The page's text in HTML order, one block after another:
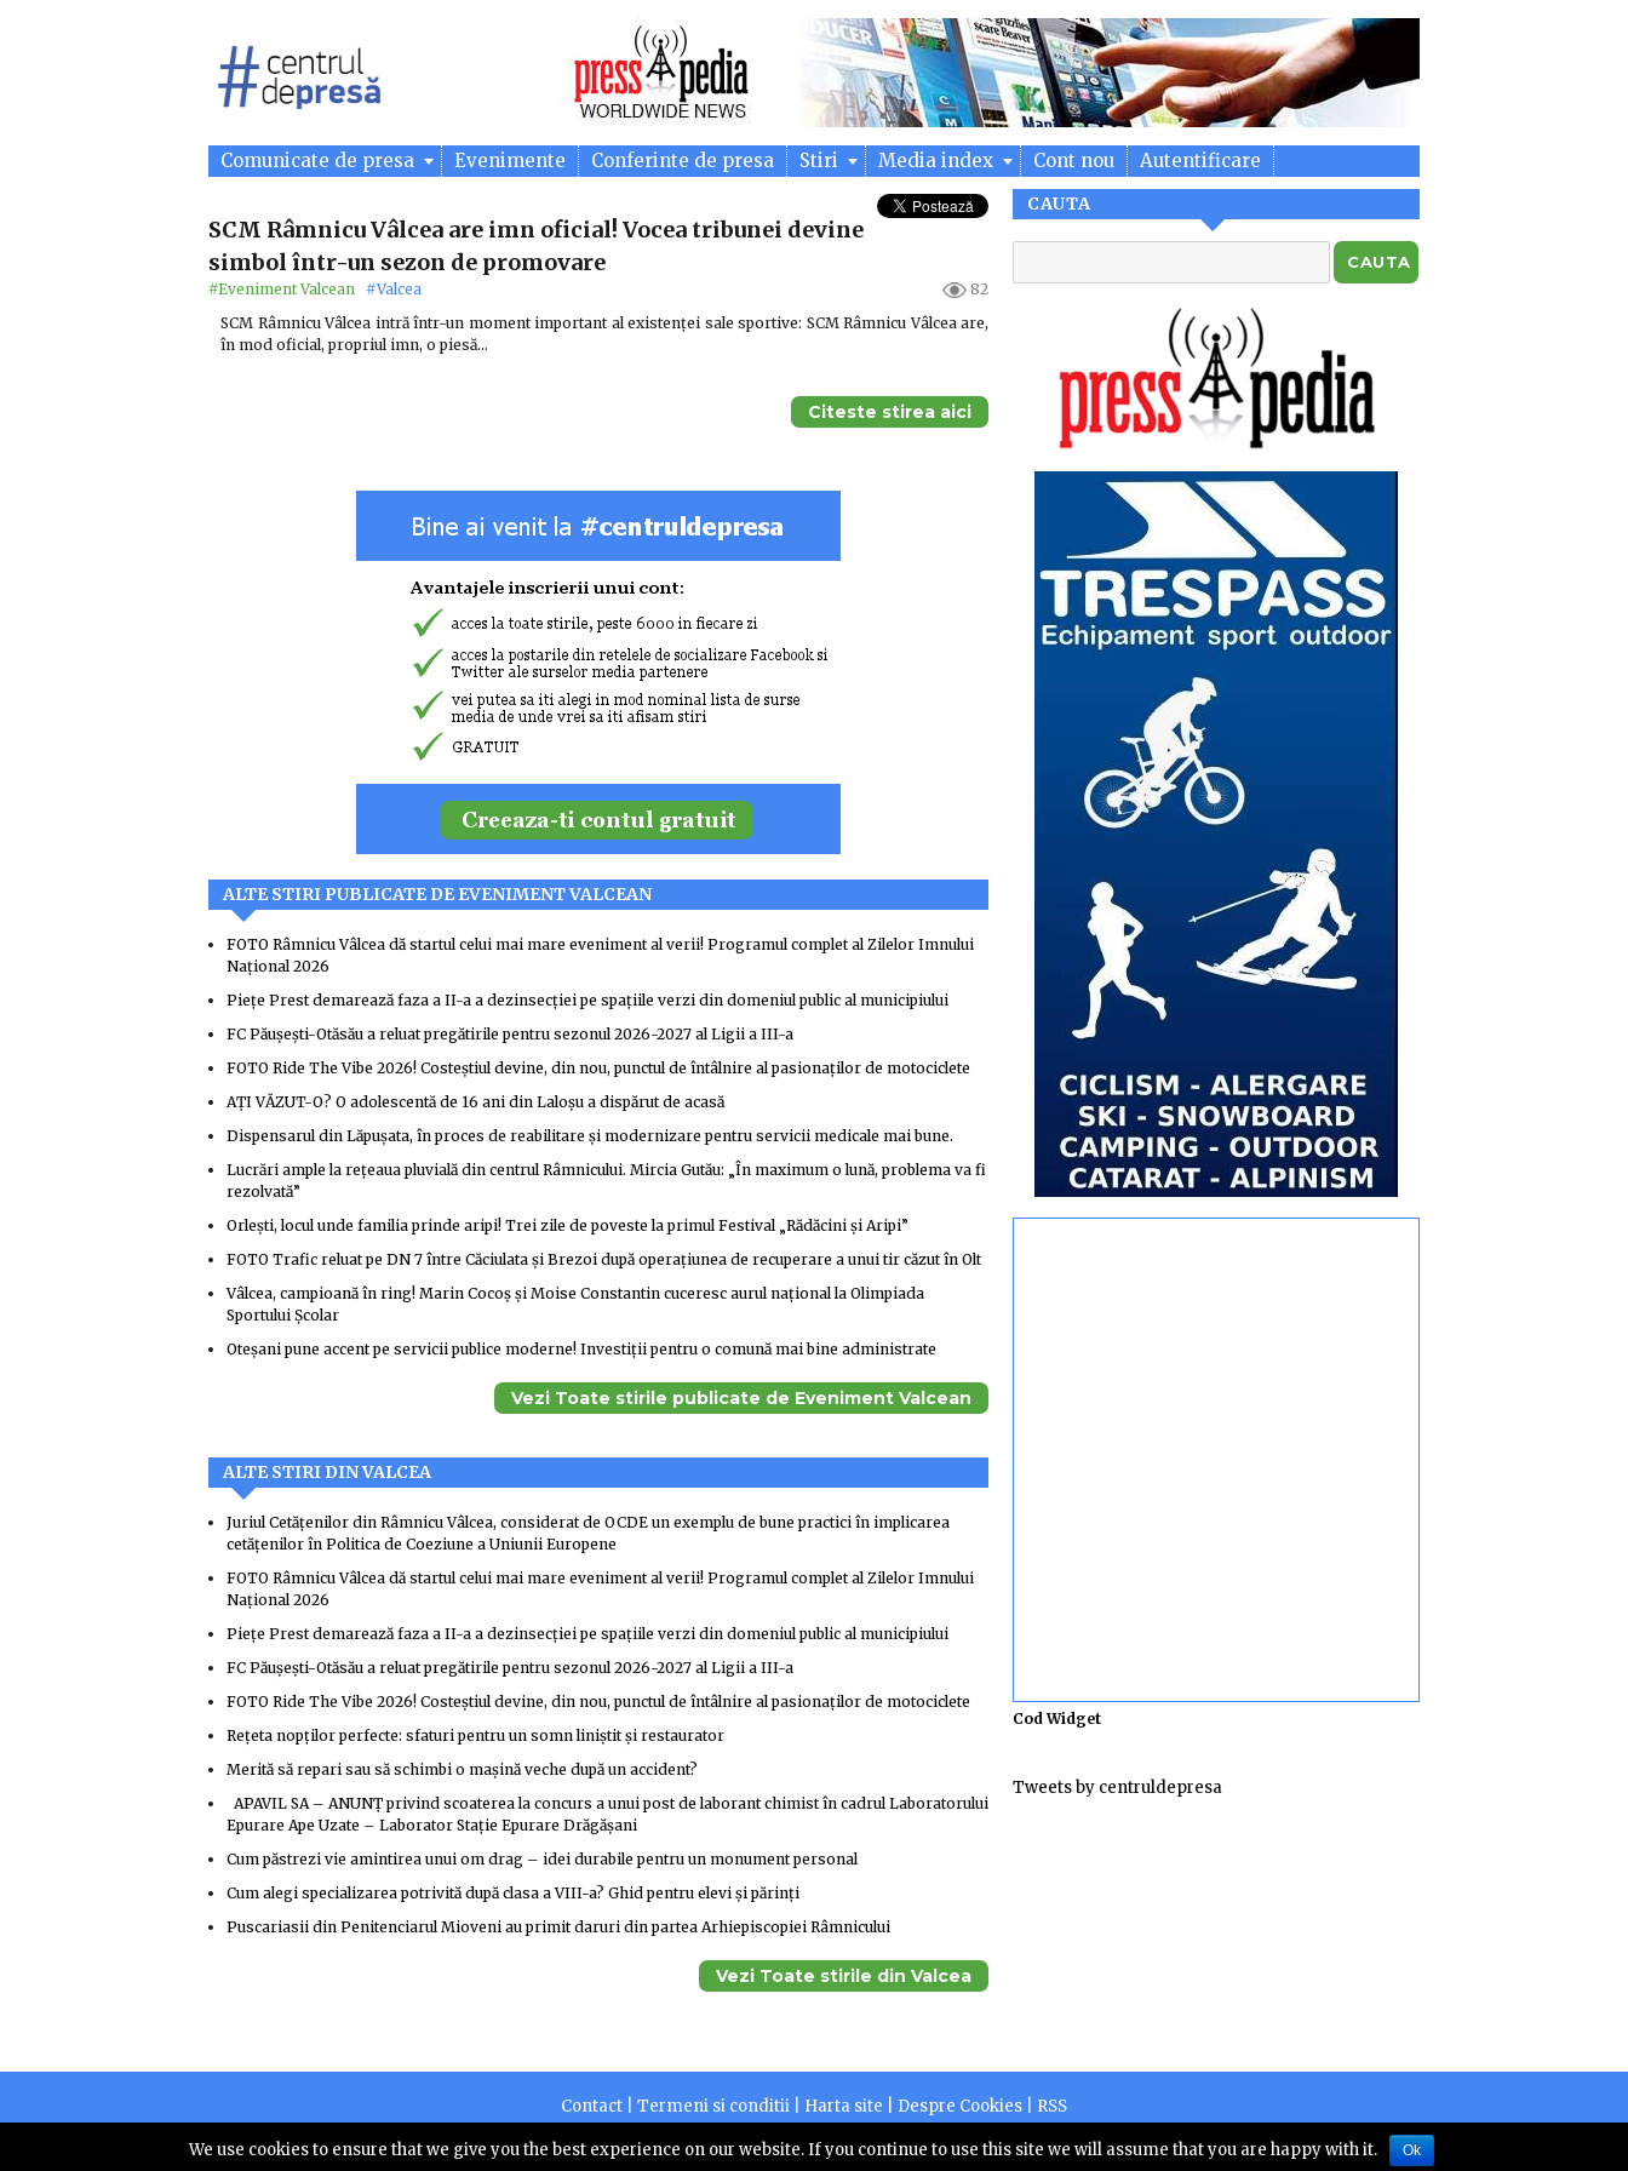
Comunicate de presa Evenimente Conferinte de presa Stiri Media index Cont nou Autentificare
SCM Râmnicu Vâlcea are imn oficial! Vocea tribunei devine
simbol într-un sezon de promovare
#Eveniment Valcean #Valcea
82
SCM Râmnicu Vâlcea intră într-un moment important al existenței sale sportive: SCM Râmnicu Vâlcea are,
în mod oficial, propriul imn, o piesă…
Citeste stirea aici
ALTE STIRI PUBLICATE DE EVENIMENT VALCEAN
FOTO Râmnicu Vâlcea dă startul celui mai mare eveniment al verii! Programul complet al Zilelor Imnului
Național 2026
Piețe Prest demarează faza a II-a a dezinsecției pe spațiile verzi din domeniul public al municipiului
FC Păușești-Otăsău a reluat pregătirile pentru sezonul 2026-2027 al Ligii a III-a
FOTO Ride The Vibe 2026! Costeștiul devine, din nou, punctul de întâlnire al pasionaților de motociclete
AȚI VĂZUT-O? O adolescentă de 16 ani din Laloșu a dispărut de acasă
Dispensarul din Lăpușata, în proces de reabilitare și modernizare pentru servicii medicale mai bune.
Lucrări ample la rețeaua pluvială din centrul Râmnicului. Mircia Gutău: „În maximum o lună, problema va fi
rezolvată”
Orlești, locul unde familia prinde aripi! Trei zile de poveste la primul Festival „Rădăcini și Aripi”
FOTO Trafic reluat pe DN 7 între Căciulata și Brezoi după operațiunea de recuperare a unui tir căzut în Olt
Vâlcea, campioană în ring! Marin Cocoș și Moise Constantin cuceresc aurul național la Olimpiada
Sportului Școlar
Oteșani pune accent pe servicii publice moderne! Investiții pentru o comună mai bine administrate
Vezi Toate stirile publicate de Eveniment Valcean
ALTE STIRI DIN VALCEA
Juriul Cetățenilor din Râmnicu Vâlcea, considerat de OCDE un exemplu de bune practici în implicarea
cetățenilor în Politica de Coeziune a Uniunii Europene
FOTO Râmnicu Vâlcea dă startul celui mai mare eveniment al verii! Programul complet al Zilelor Imnului
Național 2026
Piețe Prest demarează faza a II-a a dezinsecției pe spațiile verzi din domeniul public al municipiului
FC Păușești-Otăsău a reluat pregătirile pentru sezonul 2026-2027 al Ligii a III-a
FOTO Ride The Vibe 2026! Costeștiul devine, din nou, punctul de întâlnire al pasionaților de motociclete
Rețeta nopților perfecte: sfaturi pentru un somn liniștit și restaurator
Merită să repari sau să schimbi o mașină veche după un accident?
APAVIL SA – ANUNȚ privind scoaterea la concurs a unui post de laborant chimist în cadrul Laboratorului
Epurare Ape Uzate – Laborator Stație Epurare Drăgășani
Cum păstrezi vie amintirea unui om drag – idei durabile pentru un monument personal
Cum alegi specializarea potrivită după clasa a VIII-a? Ghid pentru elevi și părinți
Puscariasii din Penitenciarul Mioveni au primit daruri din partea Arhiepiscopiei Râmnicului
Vezi Toate stirile din Valcea
CAUTA
Cod Widget
Tweets by centruldepresa
Contact Termeni si conditii Harta site Despre Cookies
RSS
Copyright © 2026 | Centruldepresa.ro este operator de date cu caracter personal numarul 10828
We use cookies to ensure that we give you the best experience on our website. If you continue to use this site we will assume that you are happy with it. Ok